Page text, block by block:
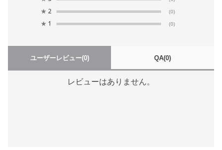
★ 2 (0)
★ 1 (0)
ユーザーレビュー(0) QA(0)
レビューはありません。